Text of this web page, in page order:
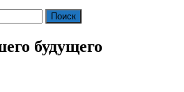
будущего